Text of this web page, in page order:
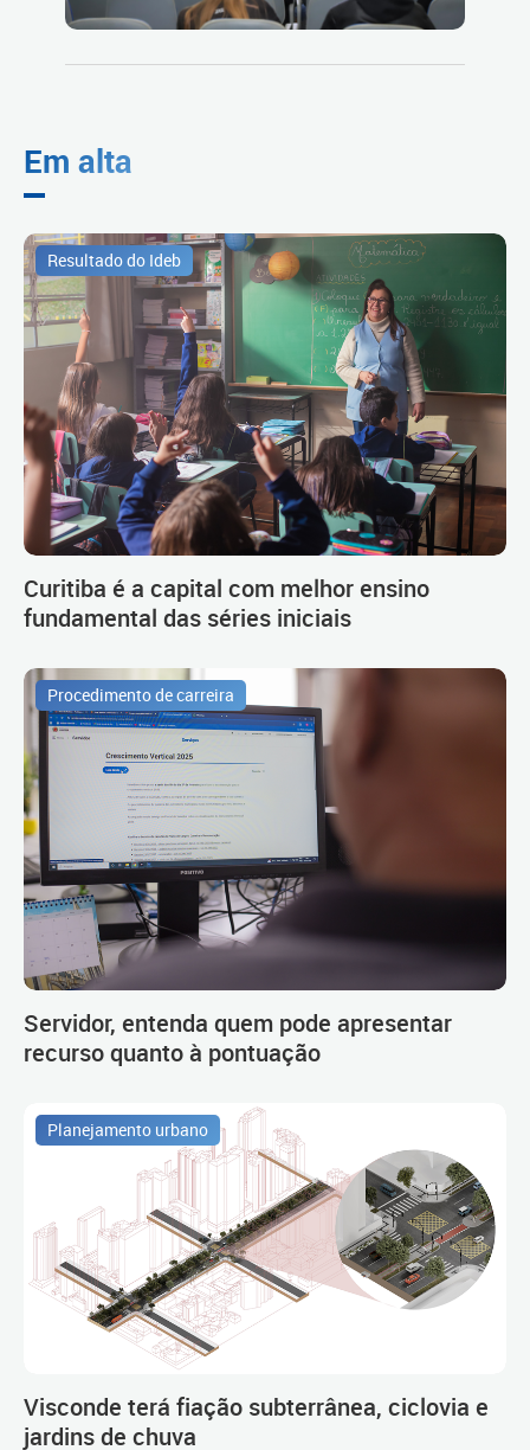
Em alta
Resultado do Ideb
Curitiba é a capital com melhor ensino
fundamental das séries iniciais
Procedimento de carreira
Servidor, entenda quem pode apresentar
recurso quanto à pontuação
Planejamento urbano
Visconde terá fiação subterrânea, ciclovia e
jardins de chuva